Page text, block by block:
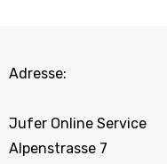
Adresse:
Jufer Online Service
Alpenstrasse 7